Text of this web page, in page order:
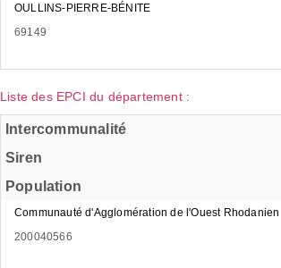
OULLINS-PIERRE-BÉNITE
69149
Liste des EPCI du département :
Intercommunalité
Siren
Population
Communauté d'Agglomération de l'Ouest Rhodanien
200040566